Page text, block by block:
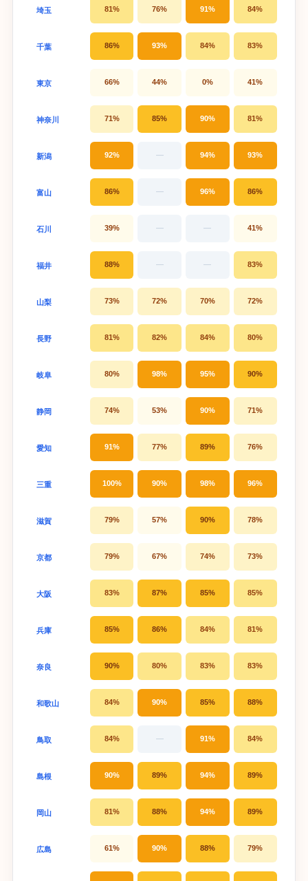
埼玉 81% 76% 91% 84%
千葉 86% 93% 84% 83%
東京 66% 44% 0% 41%
神奈川 71% 85% 90% 81%
新潟 92% — 94% 93%
富山 86% — 96% 86%
石川 39% — — 41%
福井 88% — — 83%
山梨 73% 72% 70% 72%
長野 81% 82% 84% 80%
岐阜 80% 98% 95% 90%
静岡 74% 53% 90% 71%
愛知 91% 77% 89% 76%
三重 100% 90% 98% 96%
滋賀 79% 57% 90% 78%
京都 79% 67% 74% 73%
大阪 83% 87% 85% 85%
兵庫 85% 86% 84% 81%
奈良 90% 80% 83% 83%
和歌山 84% 90% 85% 88%
鳥取 84% — 91% 84%
島根 90% 89% 94% 89%
岡山 81% 88% 94% 89%
広島 61% 90% 88% 79%